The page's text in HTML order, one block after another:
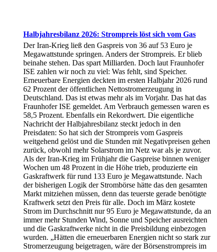
Halbjahresbilanz 2026: Strompreis löst sich vom Gas
Der Iran-Krieg ließ den Gaspreis von 36 auf 53 Euro je
Megawattstunde springen. Anders der Strompreis. Er blieb
beinahe stehen. Das spart Milliarden. Doch laut Fraunhofer
ISE zahlen wir noch zu viel: Was fehlt, sind Speicher.
Erneuerbare Energien deckten im ersten Halbjahr 2026 rund
62 Prozent der öffentlichen Nettostromerzeugung in
Deutschland. Das ist etwas mehr als im Vorjahr. Das hat das
Fraunhofer ISE gemeldet. Am Verbrauch gemessen waren es
58,5 Prozent. Ebenfalls ein Rekordwert. Die eigentliche
Nachricht der Halbjahresbilanz steckt jedoch in den
Preisdaten: So hat sich der Strompreis vom Gaspreis
weitgehend gelöst und die Stunden mit Negativpreisen gehen
zurück, obwohl mehr Solarstrom im Netz war als je zuvor.
Als der Iran-Krieg im Frühjahr die Gaspreise binnen weniger
Wochen um 48 Prozent in die Höhe trieb, produzierte ein
Gaskraftwerk für rund 133 Euro je Megawattstunde. Nach
der bisherigen Logik der Strombörse hätte das den gesamten
Markt mitziehen müssen, denn das teuerste gerade benötigte
Kraftwerk setzt den Preis für alle. Doch im März kostete
Strom im Durchschnitt nur 95 Euro je Megawattstunde, da an
immer mehr Stunden Wind, Sonne und Speicher ausreichten
und die Gaskraftwerke nicht in die Preisbildung einbezogen
wurden. „Hätten die erneuerbaren Energien nicht so stark zur
Stromerzeugung beigetragen, wäre der Börsenstrompreis im